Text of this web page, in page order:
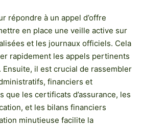
répondre à un appel d’offre
en place une veille active sur
et les journaux officiels. Cela
rapidement les appels pertinents
il est crucial de rassembler
financiers et
que les certificats d’assurance, les
et les bilans financiers
minutieuse facilite la